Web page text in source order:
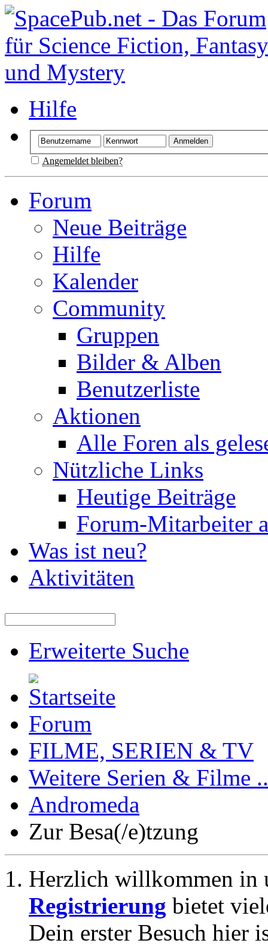
Hilfe
Angemeldet bleiben?
Forum
Neue Beiträge
Hilfe
Kalender
Community
Gruppen
Bilder & Alben
Benutzerliste
Aktionen
Alle Foren als
Nützliche Links
Heutige Beiträge
Forum-Mitarbeiter
Was ist neu?
Aktivitäten
Erweiterte Suche
Forum
FILME, SERIEN & TV
Weitere Serien & Filme
Andromeda
Zur Besa(/e)tzung
Herzlich willkommen in
Registrierung bietet
Dein erster Besuch hier